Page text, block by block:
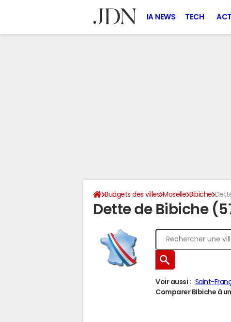
IA NEWS TECH
Budgets des villes Moselle Bibiche
Dette de Bibiche
Voir aussi : Saint-
Comparer Bibiche à